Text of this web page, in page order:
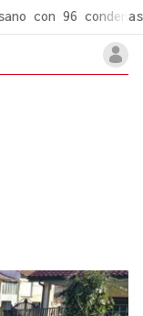
con 96 condenas